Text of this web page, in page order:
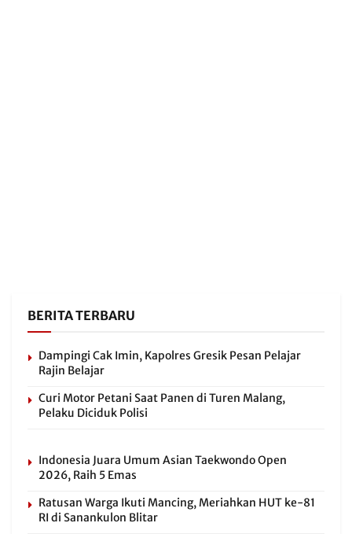
BERITA TERBARU
Dampingi Cak Imin, Kapolres Gresik Pesan Pelajar
Rajin Belajar
Curi Motor Petani Saat Panen di Turen Malang,
Pelaku Diciduk Polisi
Indonesia Juara Umum Asian Taekwondo Open
2026, Raih 5 Emas
Ratusan Warga Ikuti Mancing, Meriahkan HUT ke-81
RI di Sanankulon Blitar